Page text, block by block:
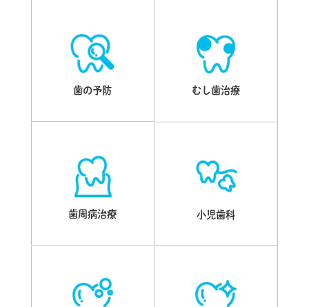
歯の予防 むし歯治療
歯周病治療 小児歯科